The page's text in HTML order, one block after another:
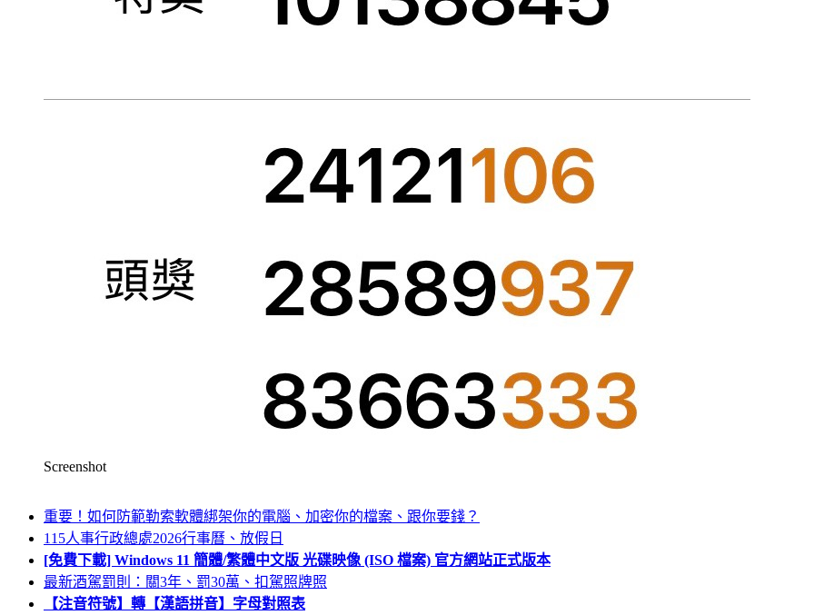
Screenshot
重要！如何防範勒索軟體綁架你的電腦、加密你的檔案、跟你要錢？
115人事行政總處2026行事曆、放假日
[免費下載] Windows 11 簡體/繁體中文版 光碟映像 (ISO 檔案) 官方網站正式版本
最新酒駕罰則：關3年、罰30萬、扣駕照牌照
【注音符號】轉【漢語拼音】字母對照表